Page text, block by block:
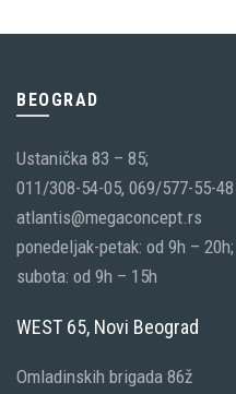
BEOGRAD
Ustanička 83 – 85;
011/308-54-05, 069/577-55-48
atlantis@megaconcept.rs
ponedeljak-petak: od 9h – 20h;
subota: od 9h – 15h
WEST 65, Novi Beograd
Omladinskih brigada 86ž